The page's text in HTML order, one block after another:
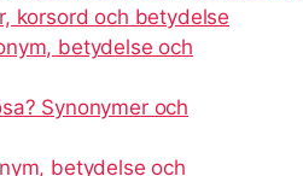
korsord och betydelse
betydelse och
Synonymer och
betydelse och